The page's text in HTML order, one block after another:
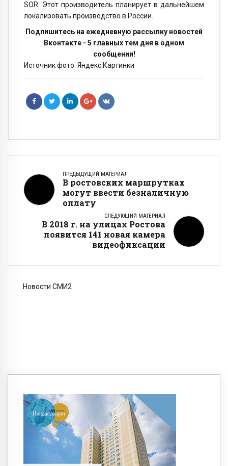
SOR. Этот производитель планирует в дальнейшем
локализовать производство в России.
Подпишитесь на ежедневную рассылку новостей
Вконтакте - 5 главных тем дня в одном
сообщении!
Источник фото: Яндекс.Картинки
ПРЕДЫДУЩИЙ МАТЕРИАЛ
В ростовских маршрутках
могут ввести безналичную
оплату
СЛЕДУЮЩИЙ МАТЕРИАЛ
В 2018 г. на улицах Ростова
появится 141 новая камера
видеофиксации
Новости СМИ2